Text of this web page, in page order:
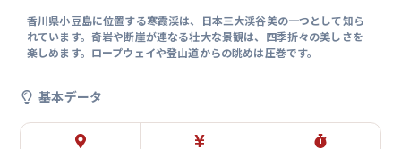
香川県小豆島に位置する寒霞渓は、日本三大渓谷美の一つとして知ら
れています。奇岩や断崖が連なる壮大な景観は、四季折々の美しさを
楽しめます。ロープウェイや登山道からの眺めは圧巻です。
基本データ